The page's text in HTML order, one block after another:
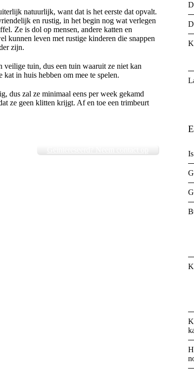
natuurlijk, want dat is het eerste dat opvalt.
en rustig, in het begin nog wat verlegen
Ze is dol op mensen, andere katten en
kunnen leven met rustige kinderen die snappen
zijn.
tuin, dus een tuin waaruit ze niet kan
in huis hebben om mee te spelen.
dus zal ze minimaal eens per week gekamd
ze geen klitten krijgt. Af en toe een trimbeurt